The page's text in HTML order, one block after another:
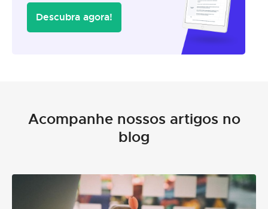
Descubra agora!
Acompanhe nossos artigos no
blog